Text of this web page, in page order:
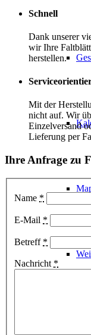
Schnell
Dank unserer
wir Ihre
herstellen.
Mit der
nicht auf. Wir
Einzelversand
Lieferung per
Ihre Anfrage zu
Name *
E-Mail *
Betreff *
Nachricht *